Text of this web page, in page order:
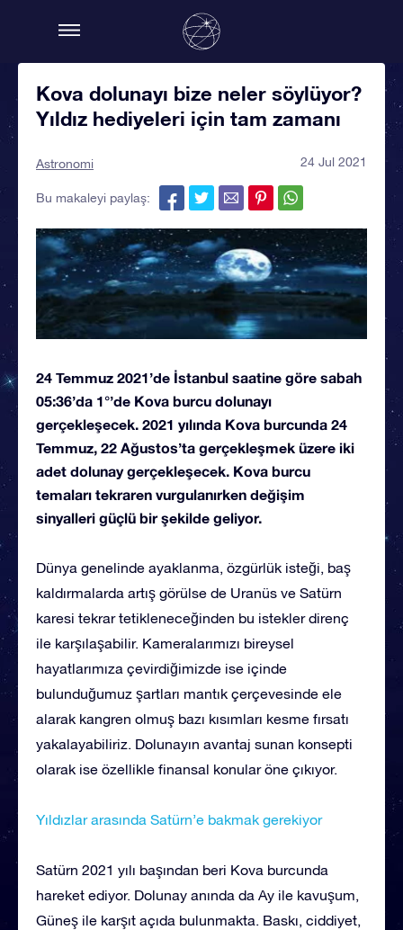
Kova dolunayı bize neler söylüyor?
Yıldız hediyeleri için tam zamanı
Astronomi 24 Jul 2021
Bu makaleyi paylaş:
24 Temmuz 2021’de İstanbul saatine göre sabah
05:36’da 1°’de Kova burcu dolunayı
gerçekleşecek. 2021 yılında Kova burcunda 24
Temmuz, 22 Ağustos’ta gerçekleşmek üzere iki
adet dolunay gerçekleşecek. Kova burcu
temaları tekraren vurgulanırken değişim
sinyalleri güçlü bir şekilde geliyor.
Dünya genelinde ayaklanma, özgürlük isteği, baş
kaldırmalarda artış görülse de Uranüs ve Satürn
karesi tekrar tetikleneceğinden bu istekler direnç
ile karşılaşabilir. Kameralarımızı bireysel
hayatlarımıza çevirdiğimizde ise içinde
bulunduğumuz şartları mantık çerçevesinde ele
alarak kangren olmuş bazı kısımları kesme fırsatı
yakalayabiliriz. Dolunayın avantaj sunan konsepti
olarak ise özellikle finansal konular öne çıkıyor.
Yıldızlar arasında Satürn’e bakmak gerekiyor
Satürn 2021 yılı başından beri Kova burcunda
hareket ediyor. Dolunay anında da Ay ile kavuşum,
Güneş ile karşıt açıda bulunmakta. Baskı, ciddiyet,